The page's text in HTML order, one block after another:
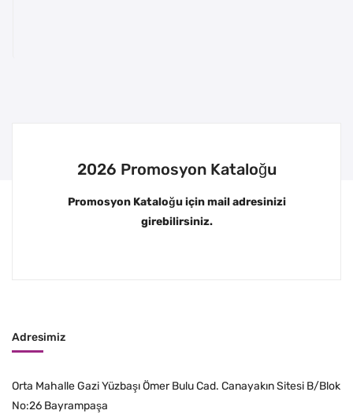
2026 Promosyon Kataloğu
Promosyon Kataloğu için mail adresinizi
girebilirsiniz.
Adresimiz
Orta Mahalle Gazi Yüzbaşı Ömer Bulu Cad. Canayakın Sitesi B/Blok
No:26 Bayrampaşa